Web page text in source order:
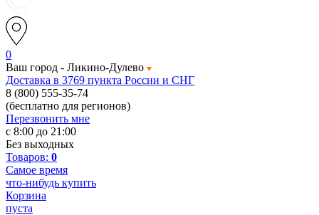
0
Ваш город - Ликино-Дулево
Доставка в 3769 пункта России и СНГ
8 (800) 555-35-74
(бесплатно для регионов)
Перезвонить мне
с 8:00 до 21:00
Без выходных
Товаров: 0
Самое время
что-нибудь купить
Корзина
пуста